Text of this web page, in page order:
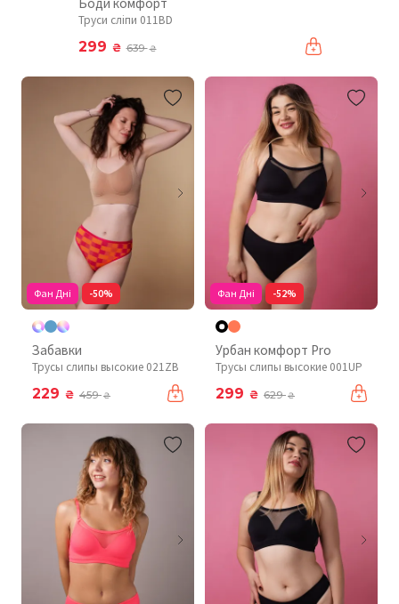
Боди комфорт
Труси сліпи 011BD
299 ₴ 639₴
Фан Дні -50%
Забавки
Трусы слипы высокие 021ZB
229 ₴ 459₴
Фан Дні -52%
Урбан комфорт Pro
Трусы слипы высокие 001UP
299 ₴ 629₴